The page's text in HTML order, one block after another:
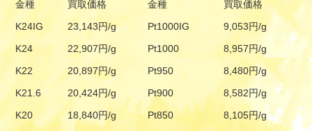
金種
買取価格 金種
買取価格
K24IG
23,143円/g Pt1000IG
9,053円/g
K24
22,907円/g Pt1000
8,957円/g
K22
20,897円/g Pt950
8,480円/g
K21.6
20,424円/g Pt900
8,582円/g
K20
18,840円/g Pt850
8,105円/g